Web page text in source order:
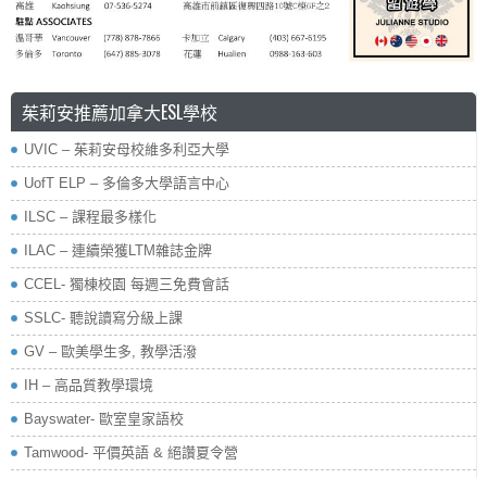
茱莉安推薦加拿大ESL學校
UVIC – 茱莉安母校維多利亞大學
UofT ELP – 多倫多大學語言中心
ILSC – 課程最多樣化
ILAC – 連續榮獲LTM雜誌金牌
CCEL- 獨棟校園 每週三免費會話
SSLC- 聽說讀寫分級上課
GV – 歐美學生多, 教學活潑
IH – 高品質教學環境
Bayswater- 歐室皇家語校
Tamwood- 平價英語 & 絕讚夏令營